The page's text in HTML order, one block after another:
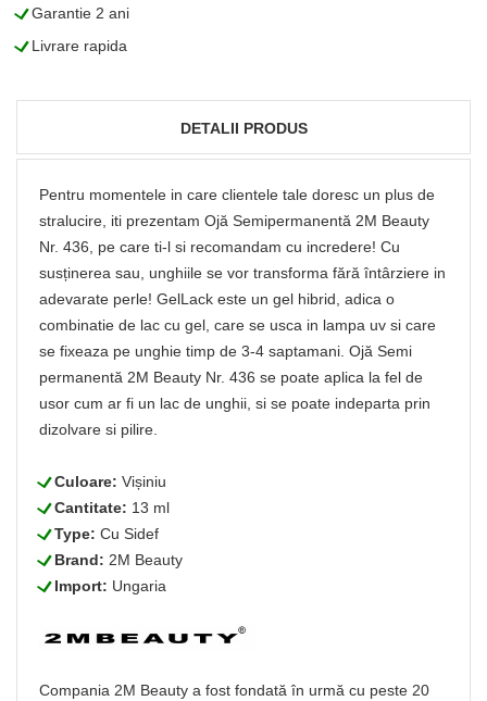
LGarantie 2 ani
LLivrare rapida
DETALII PRODUS
Pentru momentele in care clientele tale doresc un plus de
stralucire, iti prezentam Ojă Semipermanentă 2M Beauty
Nr. 436, pe care ti-l si recomandam cu incredere! Cu
susținerea sau, unghiile se vor transforma fără întârziere in
adevarate perle! GelLack este un gel hibrid, adica o
combinatie de lac cu gel, care se usca in lampa uv si care
se fixeaza pe unghie timp de 3-4 saptamani. Ojă Semi
permanentă 2M Beauty Nr. 436 se poate aplica la fel de
usor cum ar fi un lac de unghii, si se poate indeparta prin
dizolvare si pilire.
LCuloare: Vișiniu
LCantitate: 13 ml
LType: Cu Sidef
LBrand: 2M Beauty
LImport: Ungaria
Compania 2M Beauty a fost fondată în urmă cu peste 20